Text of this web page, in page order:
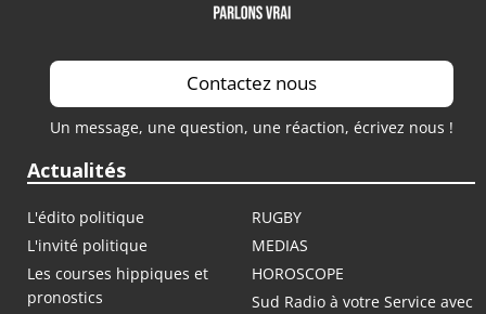
Contactez nous
Un message, une question, une réaction, écrivez nous !
Actualités
L'édito politique
RUGBY
L'invité politique
MEDIAS
Les courses hippiques et
pronostics
HOROSCOPE
Sud Radio à votre Service avec